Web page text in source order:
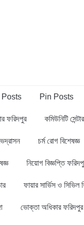
Posts Pin Posts
ফরিদপুর কমিউনিটি সেন্টার
চর্ম রোগ বিশেষজ্ঞ
নিয়োগ বিজ্ঞপ্তি
ফায়ার সার্ভিস ও সিভিল
ভোক্তা অধিকার ফরিদপুর